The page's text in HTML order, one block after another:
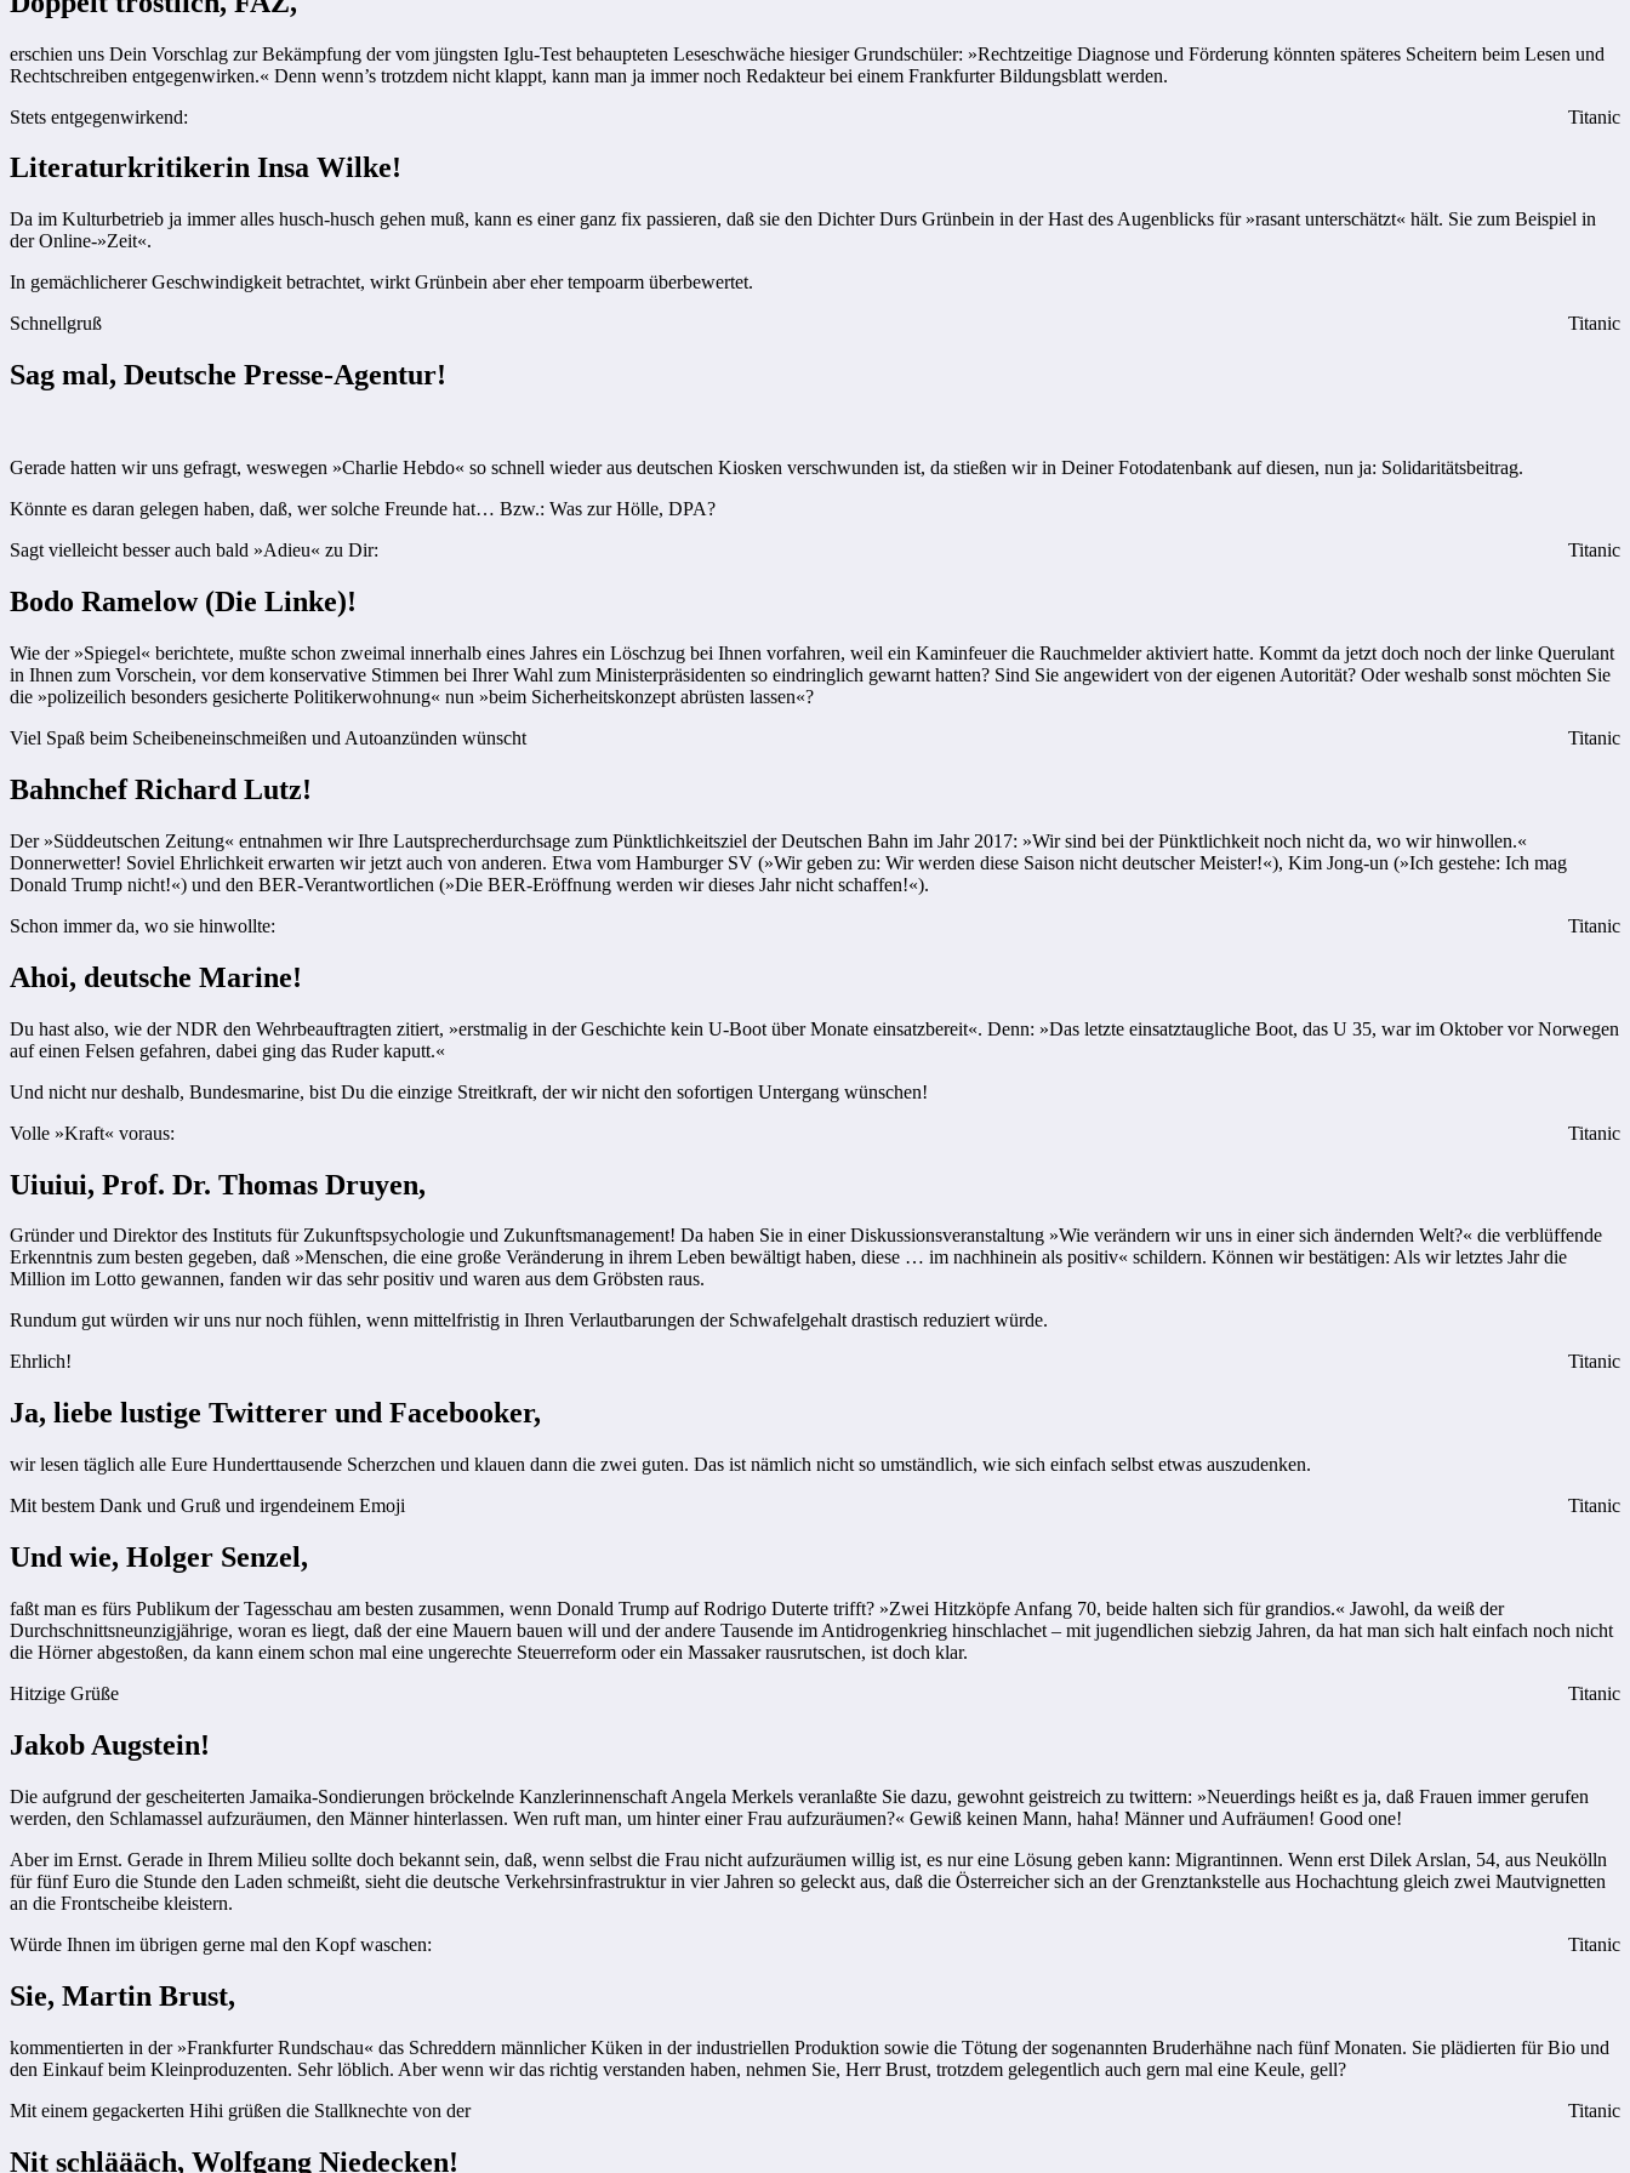
erschien uns Dein Vorschlag zur Bekämpfung der vom jüngsten Iglu-Test behaupteten Leseschwäche hiesiger Grundschüler: »Rechtzeitige Diagnose und Förderung könnten späteres Scheitern beim Lesen und
Rechtschreiben entgegenwirken.« Denn wenn’s trotzdem nicht klappt, kann man ja immer noch Redakteur bei einem Frankfurter Bildungsblatt werden.
Stets entgegenwirkend:
Titanic
Literaturkritikerin Insa Wilke!
Da im Kulturbetrieb ja immer alles husch-husch gehen muß, kann es einer ganz fix passieren, daß sie den Dichter Durs Grünbein in der Hast des Augenblicks für »rasant unterschätzt« hält. Sie zum Beispiel in
der Online-»Zeit«.
In gemächlicherer Geschwindigkeit betrachtet, wirkt Grünbein aber eher tempoarm überbewertet.
Schnellgruß
Titanic
Sag mal, Deutsche Presse-Agentur!
Gerade hatten wir uns gefragt, weswegen »Charlie Hebdo« so schnell wieder aus deutschen Kiosken verschwunden ist, da stießen wir in Deiner Fotodatenbank auf diesen, nun ja: Solidaritätsbeitrag.
Könnte es daran gelegen haben, daß, wer solche Freunde hat… Bzw.: Was zur Hölle, DPA?
Sagt vielleicht besser auch bald »Adieu« zu Dir:
Titanic
Bodo Ramelow (Die Linke)!
Wie der »Spiegel« berichtete, mußte schon zweimal innerhalb eines Jahres ein Löschzug bei Ihnen vorfahren, weil ein Kaminfeuer die Rauchmelder aktiviert hatte. Kommt da jetzt doch noch der linke Querulant
in Ihnen zum Vorschein, vor dem konservative Stimmen bei Ihrer Wahl zum Ministerpräsidenten so eindringlich gewarnt hatten? Sind Sie angewidert von der eigenen Autorität? Oder weshalb sonst möchten Sie
die »polizeilich besonders gesicherte Politikerwohnung« nun »beim Sicherheitskonzept abrüsten lassen«?
Viel Spaß beim Scheibeneinschmeißen und Autoanzünden wünscht
Titanic
Bahnchef Richard Lutz!
Der »Süddeutschen Zeitung« entnahmen wir Ihre Lautsprecherdurchsage zum Pünktlichkeitsziel der Deutschen Bahn im Jahr 2017: »Wir sind bei der Pünktlichkeit noch nicht da, wo wir hinwollen.«
Donnerwetter! Soviel Ehrlichkeit erwarten wir jetzt auch von anderen. Etwa vom Hamburger SV (»Wir geben zu: Wir werden diese Saison nicht deutscher Meister!«), Kim Jong-un (»Ich gestehe: Ich mag
Donald Trump nicht!«) und den BER-Verantwortlichen (»Die BER-Eröffnung werden wir dieses Jahr nicht schaffen!«).
Schon immer da, wo sie hinwollte:
Titanic
Ahoi, deutsche Marine!
Du hast also, wie der NDR den Wehrbeauftragten zitiert, »erstmalig in der Geschichte kein U-Boot über Monate einsatzbereit«. Denn: »Das letzte einsatztaugliche Boot, das U 35, war im Oktober vor Norwegen
auf einen Felsen gefahren, dabei ging das Ruder kaputt.«
Und nicht nur deshalb, Bundesmarine, bist Du die einzige Streitkraft, der wir nicht den sofortigen Untergang wünschen!
Volle »Kraft« voraus:
Titanic
Uiuiui, Prof. Dr. Thomas Druyen,
Gründer und Direktor des Instituts für Zukunftspsychologie und Zukunftsmanagement! Da haben Sie in einer Diskussionsveranstaltung »Wie verändern wir uns in einer sich ändernden Welt?« die verblüffende
Erkenntnis zum besten gegeben, daß »Menschen, die eine große Veränderung in ihrem Leben bewältigt haben, diese … im nachhinein als positiv« schildern. Können wir bestätigen: Als wir letztes Jahr die
Million im Lotto gewannen, fanden wir das sehr positiv und waren aus dem Gröbsten raus.
Rundum gut würden wir uns nur noch fühlen, wenn mittelfristig in Ihren Verlautbarungen der Schwafelgehalt drastisch reduziert würde.
Ehrlich!
Titanic
Ja, liebe lustige Twitterer und Facebooker,
wir lesen täglich alle Eure Hunderttausende Scherzchen und klauen dann die zwei guten. Das ist nämlich nicht so umständlich, wie sich einfach selbst etwas auszudenken.
Mit bestem Dank und Gruß und irgendeinem Emoji
Titanic
Und wie, Holger Senzel,
faßt man es fürs Publikum der Tagesschau am besten zusammen, wenn Donald Trump auf Rodrigo Duterte trifft? »Zwei Hitzköpfe Anfang 70, beide halten sich für grandios.« Jawohl, da weiß der
Durchschnittsneunzigjährige, woran es liegt, daß der eine Mauern bauen will und der andere Tausende im Antidrogenkrieg hinschlachet – mit jugendlichen siebzig Jahren, da hat man sich halt einfach noch nicht
die Hörner abgestoßen, da kann einem schon mal eine ungerechte Steuerreform oder ein Massaker rausrutschen, ist doch klar.
Hitzige Grüße
Titanic
Jakob Augstein!
Die aufgrund der gescheiterten Jamaika-Sondierungen bröckelnde Kanzlerinnenschaft Angela Merkels veranlaßte Sie dazu, gewohnt geistreich zu twittern: »Neuerdings heißt es ja, daß Frauen immer gerufen
werden, den Schlamassel aufzuräumen, den Männer hinterlassen. Wen ruft man, um hinter einer Frau aufzuräumen?« Gewiß keinen Mann, haha! Männer und Aufräumen! Good one!
Aber im Ernst. Gerade in Ihrem Milieu sollte doch bekannt sein, daß, wenn selbst die Frau nicht aufzuräumen willig ist, es nur eine Lösung geben kann: Migrantinnen. Wenn erst Dilek Arslan, 54, aus Neukölln
für fünf Euro die Stunde den Laden schmeißt, sieht die deutsche Verkehrsinfrastruktur in vier Jahren so geleckt aus, daß die Österreicher sich an der Grenztankstelle aus Hochachtung gleich zwei Mautvignetten
an die Frontscheibe kleistern.
Würde Ihnen im übrigen gerne mal den Kopf waschen:
Titanic
Sie, Martin Brust,
kommentierten in der »Frankfurter Rundschau« das Schreddern männlicher Küken in der industriellen Produktion sowie die Tötung der sogenannten Bruderhähne nach fünf Monaten. Sie plädierten für Bio und
den Einkauf beim Kleinproduzenten. Sehr löblich. Aber wenn wir das richtig verstanden haben, nehmen Sie, Herr Brust, trotzdem gelegentlich auch gern mal eine Keule, gell?
Mit einem gegackerten Hihi grüßen die Stallknechte von der
Titanic
Nit schläääch, Wolfgang Niedecken!